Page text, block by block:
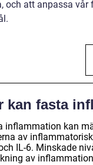
och att anpassa vår
kan fasta
inflammation kan
av
IL-6. Minskade
av